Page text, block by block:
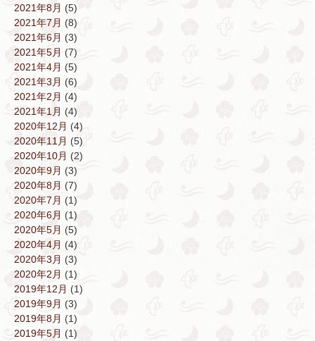
2021年8月 (5)
2021年7月 (8)
2021年6月 (3)
2021年5月 (7)
2021年4月 (5)
2021年3月 (6)
2021年2月 (4)
2021年1月 (4)
2020年12月 (4)
2020年11月 (5)
2020年10月 (2)
2020年9月 (3)
2020年8月 (7)
2020年7月 (1)
2020年6月 (1)
2020年5月 (5)
2020年4月 (4)
2020年3月 (3)
2020年2月 (1)
2019年12月 (1)
2019年9月 (3)
2019年8月 (1)
2019年5月 (1)